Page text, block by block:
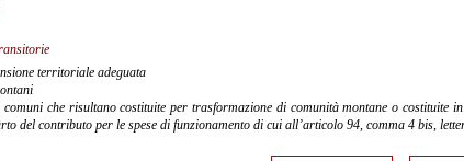
territoriale adeguata
che risultano costituite per trasformazione di comunità montane o costituite
del contributo per le spese di funzionamento di cui all’articolo 94, comma 4 bis,